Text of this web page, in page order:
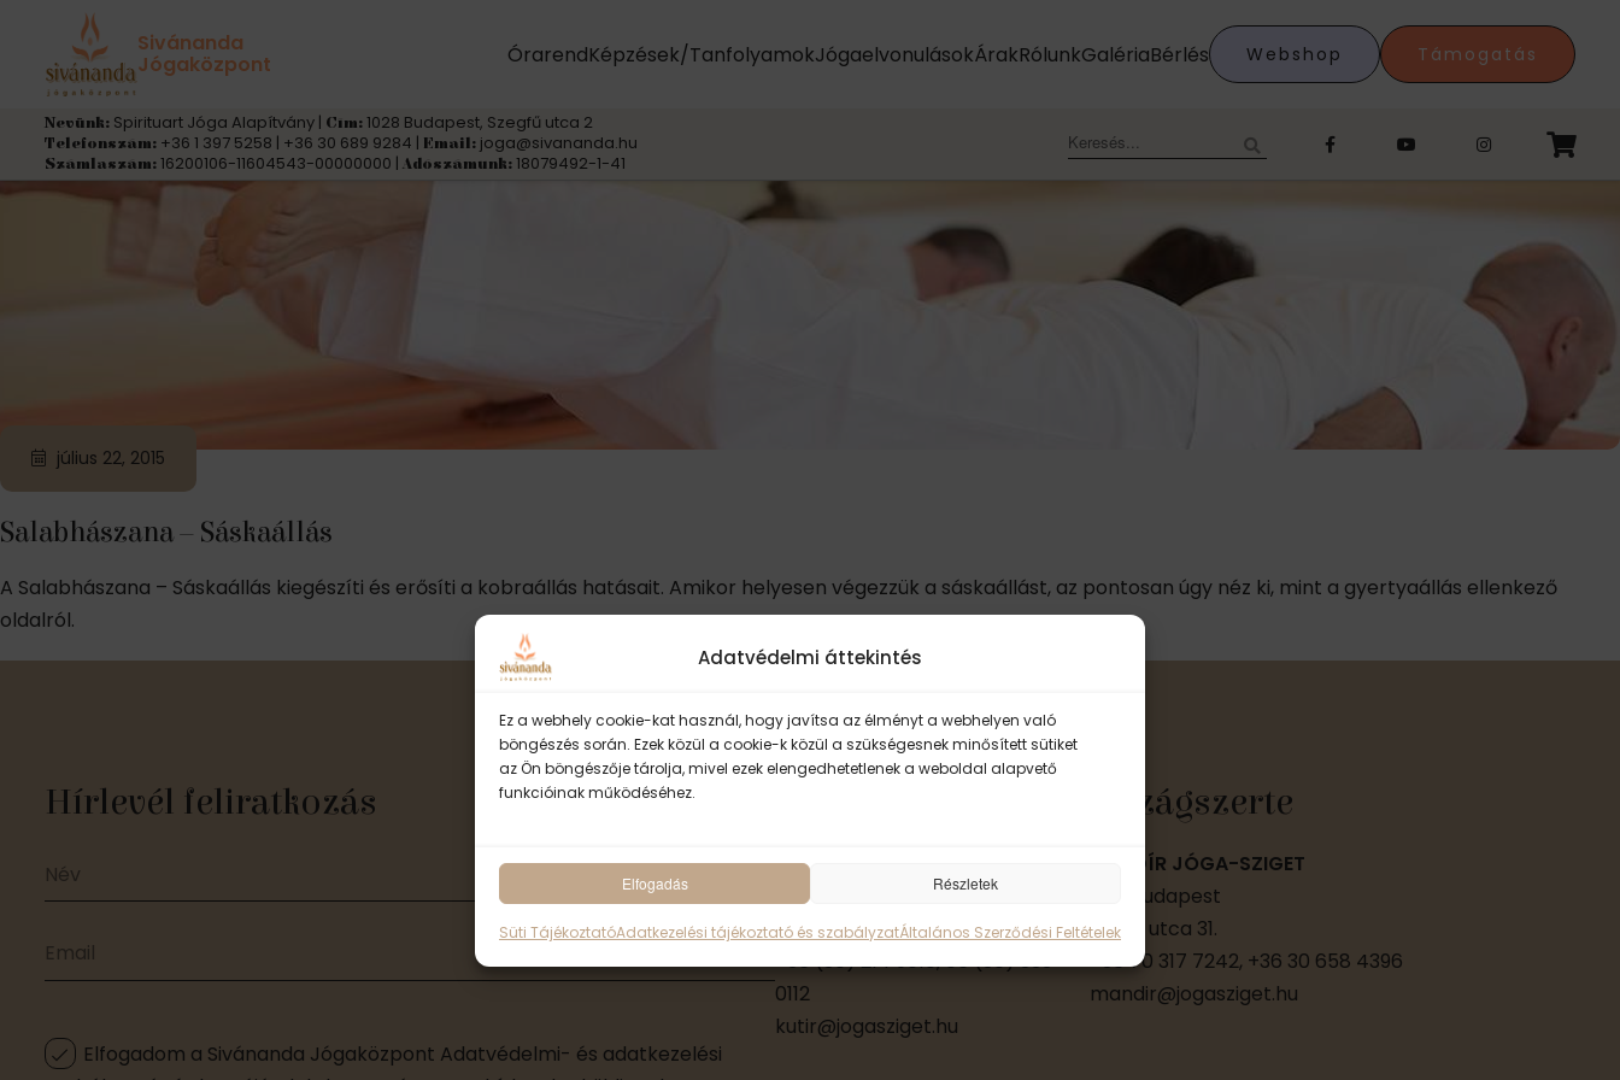
Adatvédelmi áttekintés
Ez a webhely cookie-kat használ, hogy javítsa az élményt a webhelyen való
böngészés során. Ezek közül a cookie-k közül a szükségesnek minősített sütiket
az Ön böngészője tárolja, mivel ezek elengedhetetlenek a weboldal alapvető
funkcióinak működéséhez.
Elfogadás Részletek
Süti TájékoztatóAdatkezelési tájékoztató és szabályzatÁltalános Szerződési Feltételek
Sivánanda
Jógaközpont ÓrarendKépzések/TanfolyamokJógaelvonulásokÁrakRólunkGalériaBérlés Webshop Támogatás
Nevünk: Spirituart Jóga Alapítvány | Cím: 1028 Budapest, Szegfű utca 2
Telefonszám: +36 1 397 5258 | +36 30 689 9284 | Email: joga@sivananda.hu
Számlaszám: 16200106-11604543-00000000 | Adószámunk: 18079492-1-41
Keresés:
Címke:salabhászana
július 22, 2015
Salabhászana – Sáskaállás
A Salabhászana – Sáskaállás kiegészíti és erősíti a kobraállás hatásait. Amikor helyesen végezzük a sáskaállást, az pontosan úgy néz ki, mint a gyertyaállás ellenkező
oldalról.
Hírlevél feliratkozás
Elfogadom a Sivánanda Jógaközpont Adatvédelmi- és adatkezelési
ॐ Sivánanda Jóga Országszerte
KUTÍR JÓGA-SZIGET
2040 Budaörs,
Törökbálint u. 3.
+36 (30) 214 9010, 06 (30) 333
0112
kutir@jogasziget.hu
MANDÍR JÓGA-SZIGET
1185 Budapest
Lőcse utca 31.
+36 70 317 7242, +36 30 658 4396
mandir@jogasziget.hu